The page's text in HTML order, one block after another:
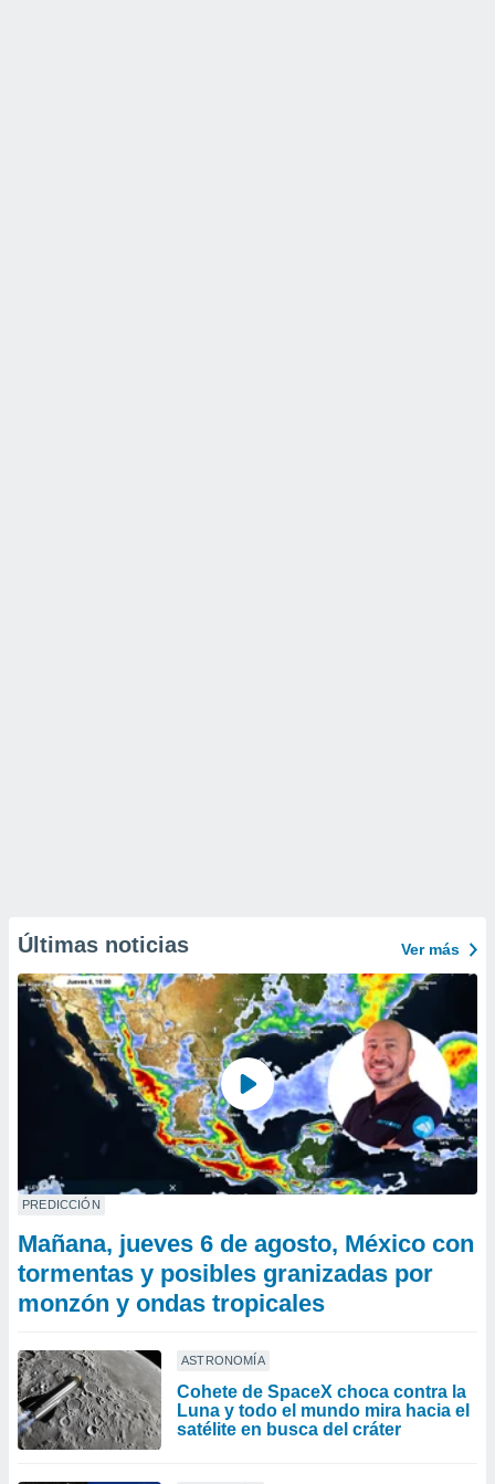
Últimas noticias Ver más
PREDICCIÓN
Mañana, jueves 6 de agosto, México con
tormentas y posibles granizadas por
monzón y ondas tropicales
ASTRONOMÍA
Cohete de SpaceX choca contra la
Luna y todo el mundo mira hacia el
satélite en busca del cráter